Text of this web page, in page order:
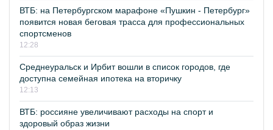
ВТБ: на Петербургском марафоне «Пушкин - Петербург»
появится новая беговая трасса для профессиональных
спортсменов
12:28
Среднеуральск и Ирбит вошли в список городов, где
доступна семейная ипотека на вторичку
12:13
ВТБ: россияне увеличивают расходы на спорт и
здоровый образ жизни